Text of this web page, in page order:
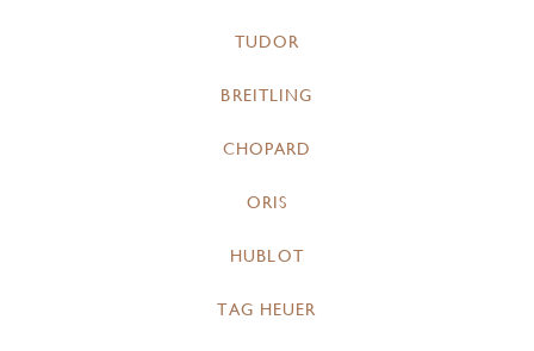
TUDOR
BREITLING
CHOPARD
ORIS
HUBLOT
TAG HEUER